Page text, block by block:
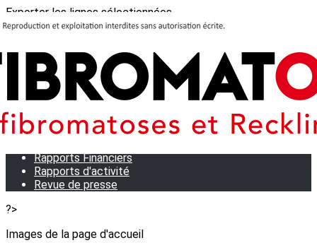
Exporter les lignes sélectionnées
Exporter toutes les colonnes
Qui sommes-nous?
Notre équipe
Rapports Financiers
Rapports d'activité
Revue de presse
?>
Images de la page d'accueil